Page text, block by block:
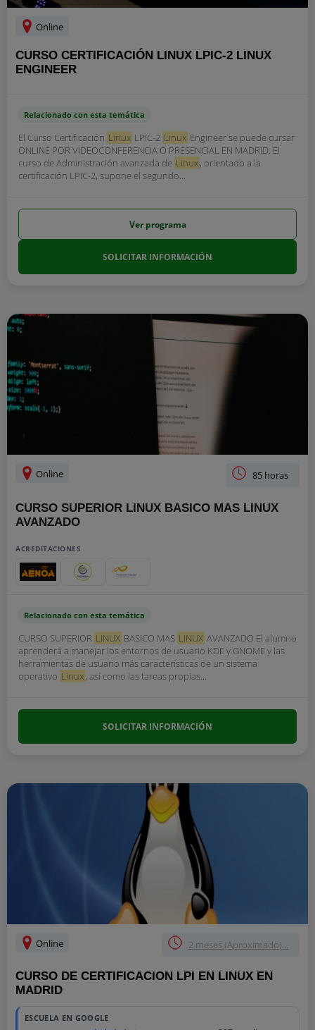
Online
CURSO CERTIFICACIÓN LINUX LPIC-2 LINUX
ENGINEER
Relacionado con esta temática
El Curso Certificación Linux LPIC-2 Linux Engineer se puede cursar
ONLINE POR VIDEOCONFERENCIA O PRESENCIAL EN MADRID. El
curso de Administración avanzada de Linux, orientado a la
certificación LPIC-2, supone el segundo...
Ver programa
SOLICITAR INFORMACIÓN
Online 85 horas
CURSO SUPERIOR LINUX BASICO MAS LINUX
AVANZADO
ACREDITACIONES
Relacionado con esta temática
CURSO SUPERIOR LINUX BASICO MAS LINUX AVANZADO El alumno
aprenderá a manejar los entornos de usuario KDE y GNOME y las
herramientas de usuario más características de un sistema
operativo Linux, así como las tareas propias...
SOLICITAR INFORMACIÓN
Online 2 meses (Aproximado)...
CURSO DE CERTIFICACION LPI EN LINUX EN
MADRID
ESCUELA EN GOOGLE